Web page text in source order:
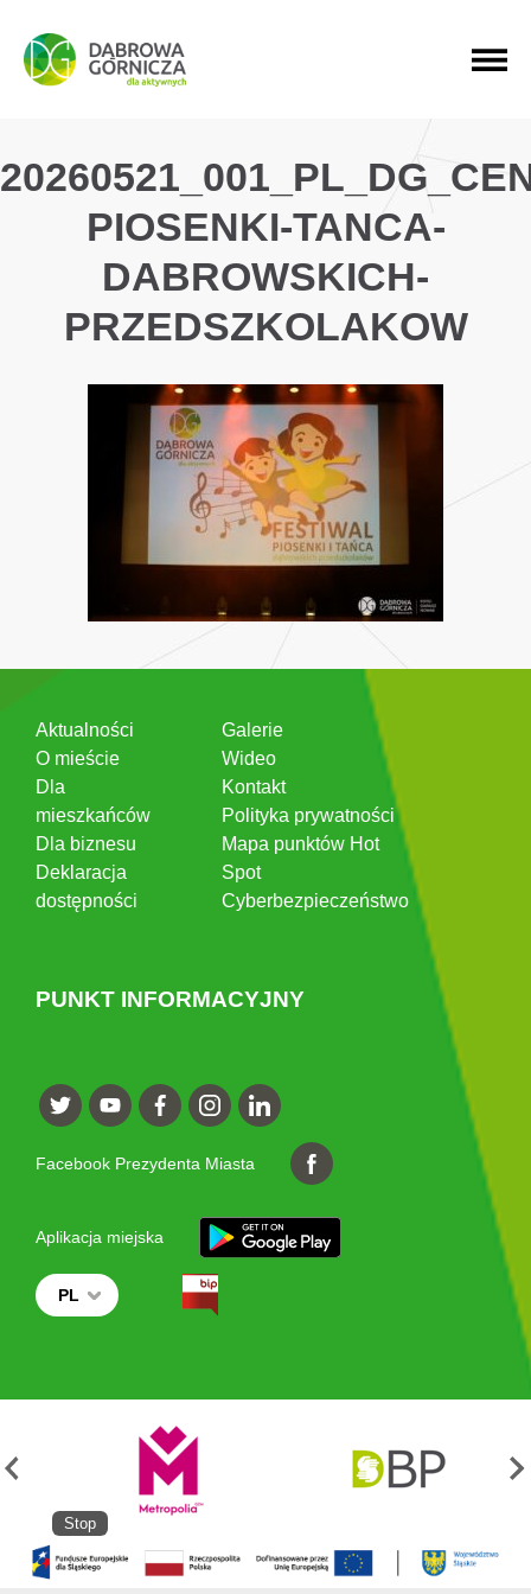
PRZEJDŹ DO MENU GŁÓWNEGO
PRZEJDŹ DO WYSZUKIWARKI
PRZEJDŹ DO TREŚCI
PIOSENKI-TANCA-
DABROWSKICH-
PRZEDSZKOLAKOW
Aktualności
O mieście
Dla
mieszkańców
Dla biznesu
Deklaracja
dostępności
Galerie
Wideo
Kontakt
Polityka prywatności
Mapa punktów Hot
Spot
Cyberbezpieczeństwo
PUNKT INFORMACYJNY
Facebook Prezydenta Miasta
Aplikacja miejska
PL
Stop